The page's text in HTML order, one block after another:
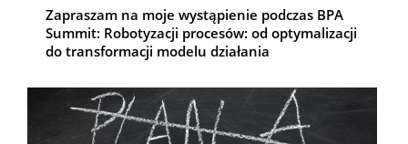
Zapraszam na moje wystąpienie podczas BPA
Summit: Robotyzacji procesów: od optymalizacji
do transformacji modelu działania